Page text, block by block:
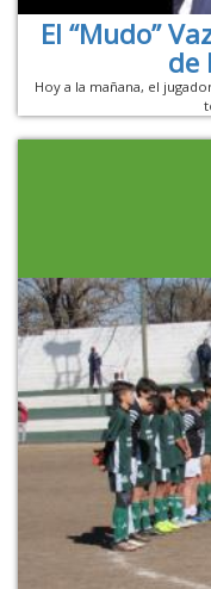
El “Mudo”
de
Hoy a la mañana, el